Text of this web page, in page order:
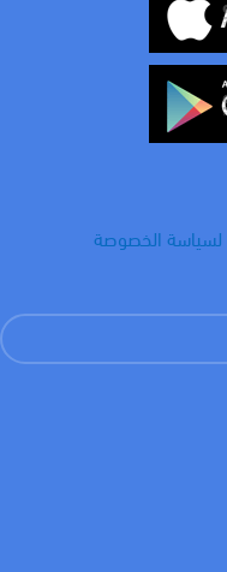
لسياسة الخصوصة